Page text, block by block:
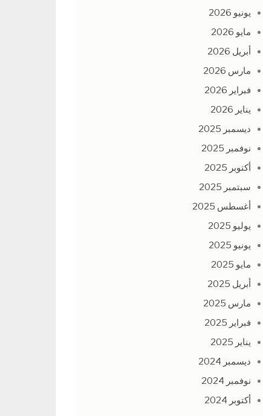
يونيو 2026
مايو 2026
أبريل 2026
مارس 2026
فبراير 2026
يناير 2026
ديسمبر 2025
نوفمبر 2025
أكتوبر 2025
سبتمبر 2025
أغسطس 2025
يوليو 2025
يونيو 2025
مايو 2025
أبريل 2025
مارس 2025
فبراير 2025
يناير 2025
ديسمبر 2024
نوفمبر 2024
أكتوبر 2024